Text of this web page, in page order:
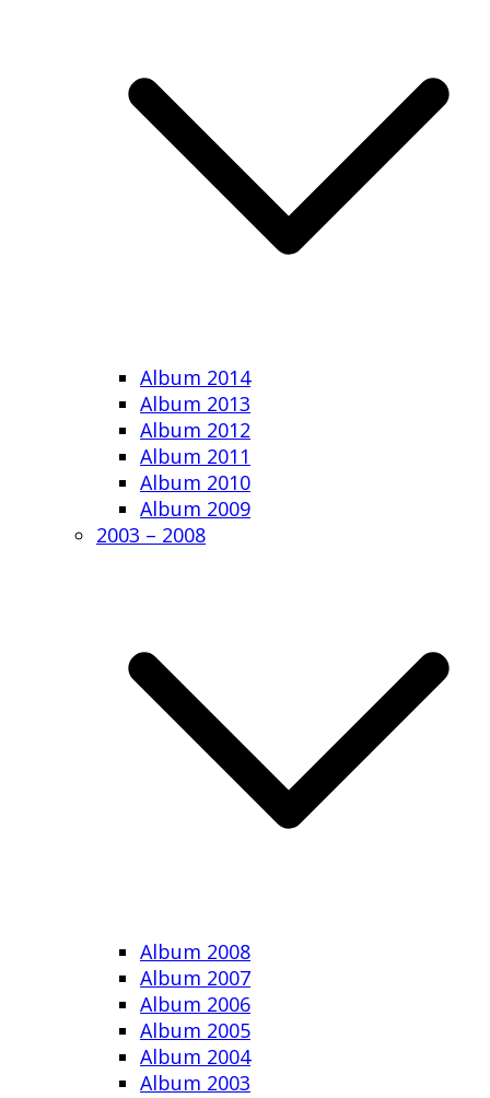
Album 2014
Album 2013
Album 2012
Album 2011
Album 2010
Album 2009
2003 – 2008
Album 2008
Album 2007
Album 2006
Album 2005
Album 2004
Album 2003